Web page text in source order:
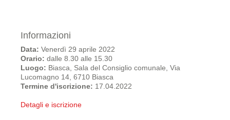
Informazioni
Data: Venerdì 29 aprile 2022
Orario: dalle 8.30 alle 15.30
Luogo: Biasca, Sala del Consiglio comunale, Via
Lucomagno 14, 6710 Biasca
Termine d'iscrizione: 17.04.2022
Detagli e iscrizione